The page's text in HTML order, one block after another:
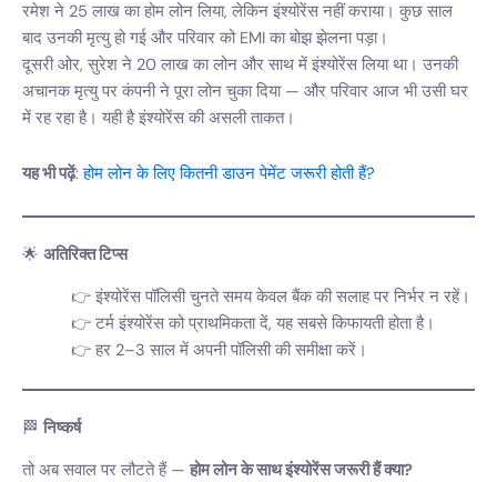
रमेश ने 25 लाख का होम लोन लिया, लेकिन इंश्योरेंस नहीं कराया। कुछ साल
बाद उनकी मृत्यु हो गई और परिवार को EMI का बोझ झेलना पड़ा।
दूसरी ओर, सुरेश ने 20 लाख का लोन और साथ में इंश्योरेंस लिया था। उनकी
अचानक मृत्यु पर कंपनी ने पूरा लोन चुका दिया — और परिवार आज भी उसी घर
में रह रहा है। यही है इंश्योरेंस की असली ताकत।
यह भी पढ़ें:होम लोन के लिए कितनी डाउन पेमेंट जरूरी होती हैं?
🌟 अतिरिक्त टिप्स
इंश्योरेंस पॉलिसी चुनते समय केवल बैंक की सलाह पर निर्भर न रहें।
टर्म इंश्योरेंस को प्राथमिकता दें, यह सबसे किफायती होता है।
हर 2–3 साल में अपनी पॉलिसी की समीक्षा करें।
🏁 निष्कर्ष
तो अब सवाल पर लौटते हैं — होम लोन के साथ इंश्योरेंस जरूरी हैं क्या?